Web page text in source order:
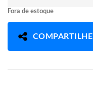
Fora de estoque
COMPARTILHE